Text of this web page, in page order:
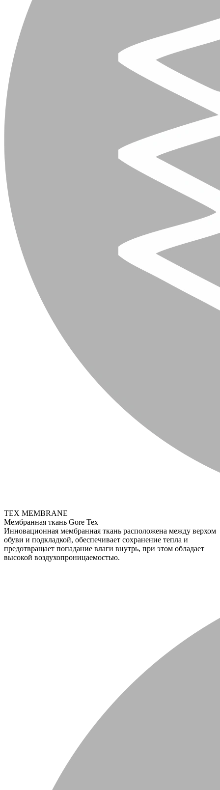
TEX MEMBRANE
Мембранная ткань Gore Tex
Инновационная мембранная ткань расположена между верхом
обуви и подкладкой, обеспечивает сохранение тепла и
предотвращает попадание влаги внутрь, при этом обладает
высокой воздухопроницаемостью.